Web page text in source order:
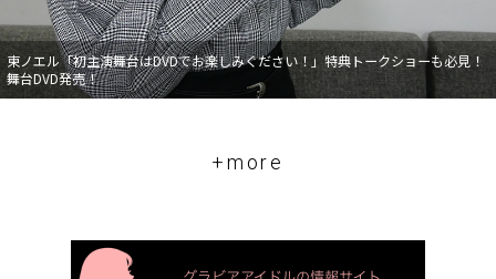
東ノエル「初主演舞台はDVDでお楽しみください！」特典トークショーも必見！
舞台DVD発売！
+more